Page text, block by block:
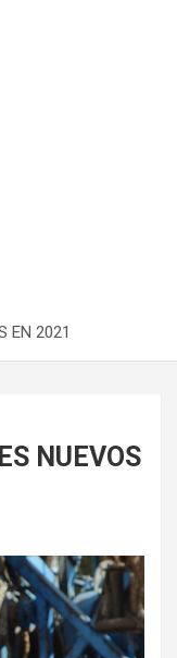
EN 2021
NUEVOS